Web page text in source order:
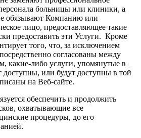
больницы или клиники, а
обязывают Компанию или
лицо, предоставляющее такие
предоставить эти Услуги. Кроме
того, что, за исключением
согласованы между
какие-либо услуги, упомянутые в
доступны, или будут доступны в той
на Веб-сайте.
обеспечить и продолжить
охватывающие все
процедуры, до его